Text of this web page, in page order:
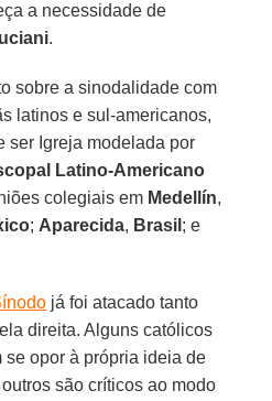
a necessidade de
.
sobre a sinodalidade com
latinos e sul-americanos,
ser Igreja modelada por
Latino-Americano
colegiais em Medellín,
; Aparecida, Brasil ; e
já foi atacado tanto
direita. Alguns católicos
opor à própria ideia de
são críticos ao modo